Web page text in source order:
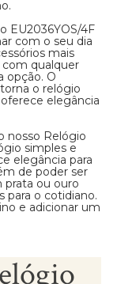
EU2036YOS/4F
com o seu dia
mais
qualquer
opção. O
o relógio
elegância
nosso Relógio
simples e
elegância para
de poder ser
prata ou ouro
para o cotidiano.
e adicionar um